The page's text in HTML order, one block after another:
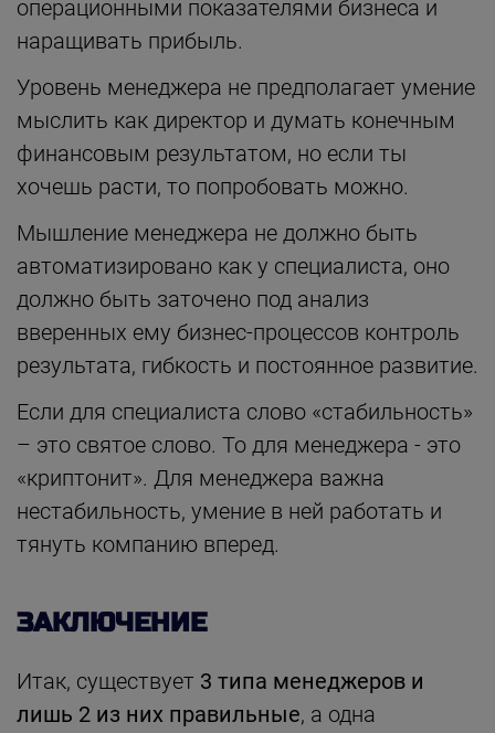
операционными показателями бизнеса и
наращивать прибыль.
Уровень менеджера не предполагает умение
мыслить как директор и думать конечным
финансовым результатом, но если ты
хочешь расти, то попробовать можно.
Мышление менеджера не должно быть
автоматизировано как у специалиста, оно
должно быть заточено под анализ
вверенных ему бизнес-процессов контроль
результата, гибкость и постоянное развитие.
Если для специалиста слово «стабильность»
– это святое слово. То для менеджера - это
«криптонит». Для менеджера важна
нестабильность, умение в ней работать и
тянуть компанию вперед.
ЗАКЛЮЧЕНИЕ
Итак, существует 3 типа менеджеров и
лишь 2 из них правильные, а одна